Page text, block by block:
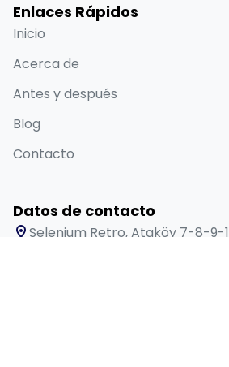
Enlaces Rápidos
Inicio
Acerca de
Antes y después
Blog
Contacto
Datos de contacto
Selenium Retro, Ataköy 7-8-9-